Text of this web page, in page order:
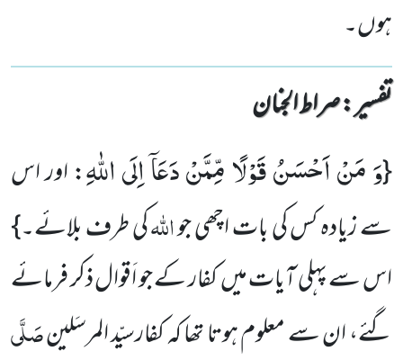
ہوں۔
تفسیر : ‎صراط الجنان
{وَ مَنْ اَحْسَنُ قَوْلًا مِّمَّنْ دَعَاۤ اِلَى اللّٰهِ: اور اس
سے زیادہ کس کی بات اچھی جواللہکی طرف بلائے۔}
اس سے پہلی آیات میں کفار کے جو اَقوال ذکر فرمائے
گئے، ان سے معلوم ہوتا تھا کہ کفارسیّد المرسَلینصَلَّی